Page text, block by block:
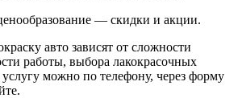
— скидки и акции.
авто зависят от сложности
работы, выбора лакокрасочных
услугу можно по телефону, через форму